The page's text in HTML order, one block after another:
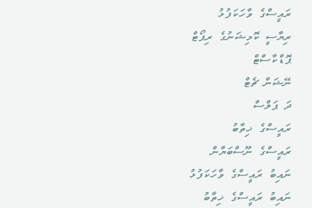
ރައީސްގެ ވާހަކަފުޅު
ރިޔާސީ ކޮމިޝަނުގެ ރިޕޯޓް
ޕޮޑްކާސްޓް
ނޭޝަން ޗެޓް
ދަ ޕަލްސް
ރައީސްގެ ޚިތާބު
ރައީސްގެ ނޫސްބަޔާން
ނައިބު ރައީސްގެ ވާހަކަފުޅު
ނައިބު ރައީސްގެ ޚިތާބު